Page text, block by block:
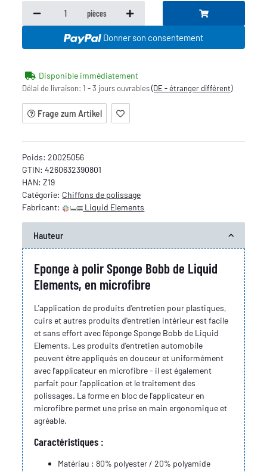
pièces
Donner son consentement
Disponible immédiatement
Délai de livraison:1 - 3 jours ouvrables(DE - étranger différent)
Frage zum Artikel
Poids:20025056
GTIN: 4260632390801
HAN: Z19
Catégorie: Chiffons de polissage
Fabricant:
Liquid Elements
Hauteur
Eponge à polir Sponge Bobb de Liquid
Elements, en microfibre
L'application de produits d'entretien pour plastiques,
cuirs et autres produits d'entretien intérieur est facile
et sans effort avec l'éponge Sponge Bobb de Liquid
Elements. Les produits d'entretien automobile
peuvent être appliqués en douceur et uniformément
avec l'applicateur en microfibre - il est également
parfait pour l'application et le traitement des
polissages. La forme en bloc de l'applicateur en
microfibre permet une prise en main ergonomique et
agréable.
Caractéristiques :
Matériau : 80% polyester / 20% polyamide